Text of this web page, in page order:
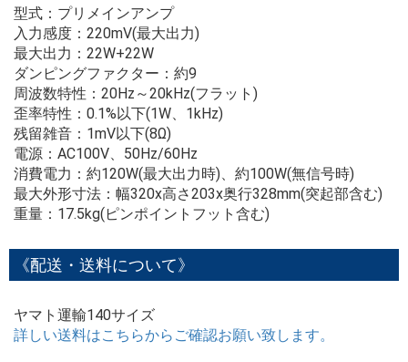
型式：プリメインアンプ
入力感度：220mV(最大出力)
最大出力：22W+22W
ダンピングファクター：約9
周波数特性：20Hz～20kHz(フラット)
歪率特性：0.1%以下(1W、1kHz)
残留雑音：1mV以下(8Ω)
電源：AC100V、50Hz/60Hz
消費電力：約120W(最大出力時)、約100W(無信号時)
最大外形寸法：幅320x高さ203x奥行328mm(突起部含む)
重量：17.5kg(ピンポイントフット含む)
《配送・送料について》
ヤマト運輸140サイズ
詳しい送料はこちらからご確認お願い致します。